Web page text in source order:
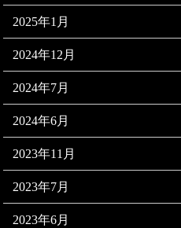
2025年1月
2024年12月
2024年7月
2024年6月
2023年11月
2023年7月
2023年6月